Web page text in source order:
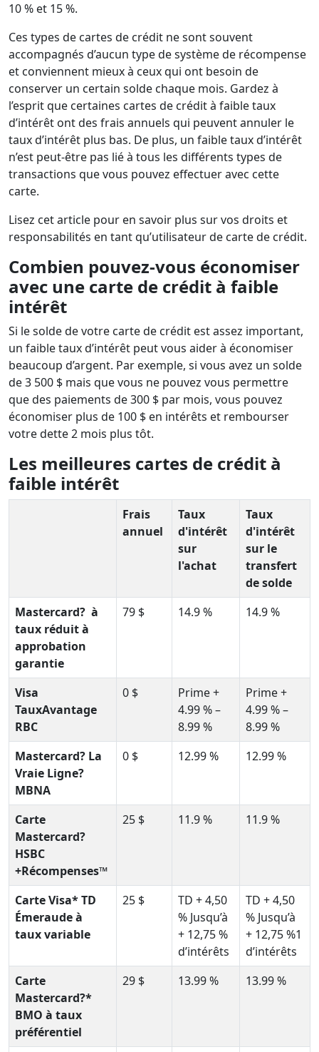
10 % et 15 %.
Ces types de cartes de crédit ne sont souvent
accompagnés d’aucun type de système de récompense
et conviennent mieux à ceux qui ont besoin de
conserver un certain solde chaque mois. Gardez à
l’esprit que certaines cartes de crédit à faible taux
d’intérêt ont des frais annuels qui peuvent annuler le
taux d’intérêt plus bas. De plus, un faible taux d’intérêt
n’est peut-être pas lié à tous les différents types de
transactions que vous pouvez effectuer avec cette
carte.
Lisez cet article pour en savoir plus sur vos droits et
responsabilités en tant qu’utilisateur de carte de crédit.
Combien pouvez-vous économiser
avec une carte de crédit à faible
intérêt
Si le solde de votre carte de crédit est assez important,
un faible taux d’intérêt peut vous aider à économiser
beaucoup d’argent. Par exemple, si vous avez un solde
de 3 500 $ mais que vous ne pouvez vous permettre
que des paiements de 300 $ par mois, vous pouvez
économiser plus de 100 $ en intérêts et rembourser
votre dette 2 mois plus tôt.
Les meilleures cartes de crédit à
faible intérêt
Frais
annuel
Taux
d'intérêt
sur
l'achat
Taux
d'intérêt
sur le
transfert
de solde
Mastercard? à
taux réduit à
approbation
garantie
79 $ 14.9 % 14.9 %
Visa
TauxAvantage
RBC
0 $
Prime +
4.99 % –
8.99 %
Prime +
4.99 % –
8.99 %
Mastercard? La
Vraie Ligne?
MBNA
0 $ 12.99 % 12.99 %
Carte
Mastercard?
HSBC
+Récompenses™
25 $ 11.9 % 11.9 %
Carte Visa* TD
Émeraude à
taux variable
25 $
TD + 4,50
% Jusqu’à
+ 12,75 %
d’intérêts
TD + 4,50
% Jusqu’à
+ 12,75 %1
d’intérêts
Carte
Mastercard?*
BMO à taux
préférentiel
29 $ 13.99 % 13.99 %